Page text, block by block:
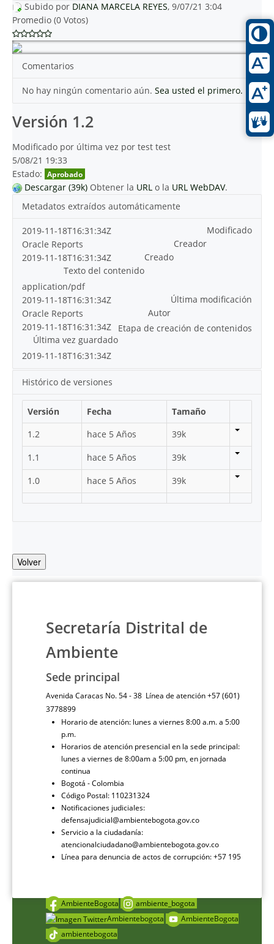
Subido por DIANA MARCELA REYES, 9/07/21 3:04
Promedio (0 Votos)
Comentarios
No hay ningún comentario aún. Sea usted el primero.
Versión 1.2
Modificado por última vez por test test
5/08/21 19:33
Estado: Aprobado
Descargar (39k) Obtener la URL o la URL WebDAV.
Metadatos extraídos automáticamente
Modificado
2019-11-18T16:31:34Z
Creador
Oracle Reports
Creado
2019-11-18T16:31:34Z
Texto del contenido
application/pdf
Última modificación
2019-11-18T16:31:34Z
Autor
Oracle Reports
Etapa de creación de contenidos
2019-11-18T16:31:34Z
Última vez guardado
2019-11-18T16:31:34Z
Histórico de versiones
Versión Fecha
Tamaño
1.2
hace 5 Años
39k
1.1
hace 5 Años
39k
1.0
hace 5 Años 39k
Volver
Secretaría Distrital de
Ambiente
Sede principal
Avenida Caracas No. 54 - 38 Línea de atención +57 (601)
3778899
Horario de atención: lunes a viernes 8:00 a.m. a 5:00
p.m.
Horarios de atención presencial en la sede principal:
lunes a viernes de 8:00am a 5:00 pm, en jornada
continua
Bogotá - Colombia
Código Postal: 110231324
Notificaciones judiciales:
defensajudicial@ambientebogota.gov.co
Servicio a la ciudadanía:
atencionalciudadano@ambientebogota.gov.co
Línea para denuncia de actos de corrupción: +57 195
AmbienteBogota
ambiente_bogota
Ambientebogota
AmbienteBogota
ambientebogota